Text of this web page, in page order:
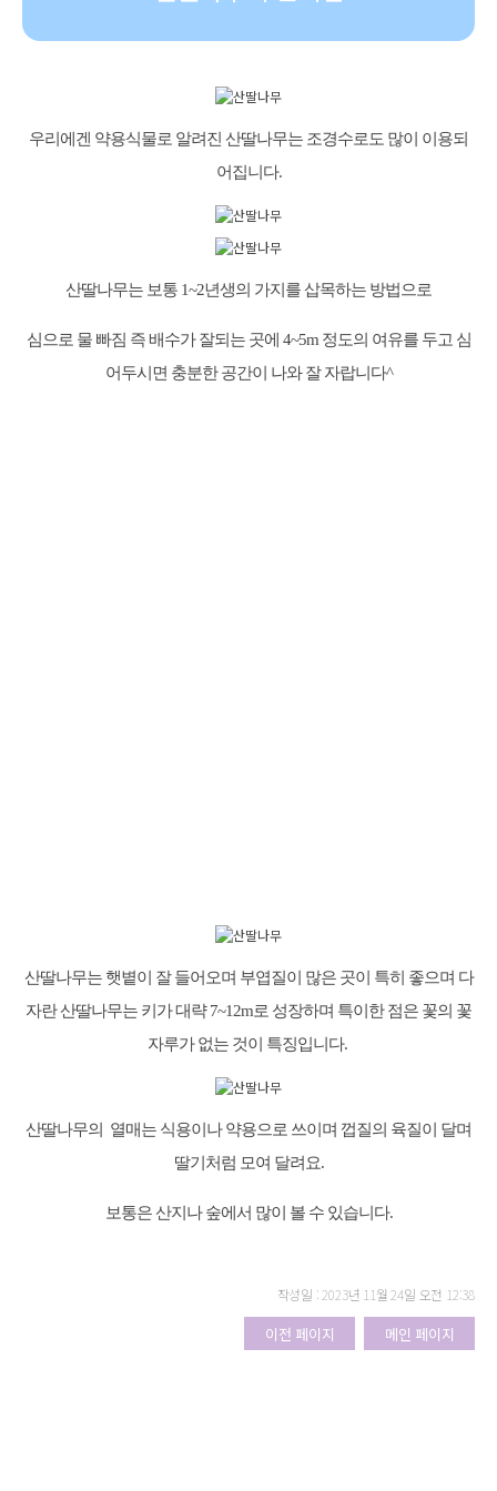
우리에겐 약용식물로 알려진 산딸나무는 조경수로도 많이 이용되
어집니다.
산딸나무는 보통 1~2년생의 가지를 삽목하는 방법으로
심으로 물 빠짐 즉 배수가 잘되는 곳에 4~5m 정도의 여유를 두고 심
어두시면 충분한 공간이 나와 잘 자랍니다^
산딸나무는 햇볕이 잘 들어오며 부엽질이 많은 곳이 특히 좋으며 다
자란 산딸나무는 키가 대략 7~12m로 성장하며 특이한 점은 꽃의 꽃
자루가 없는 것이 특징입니다.
산딸나무의 열매는 식용이나 약용으로 쓰이며 껍질의 육질이 달며
딸기처럼 모여 달려요.
보통은 산지나 숲에서 많이 볼 수 있습니다.
작성일 : 2023년 11월 24일 오전 12:38
이전 페이지 메인 페이지